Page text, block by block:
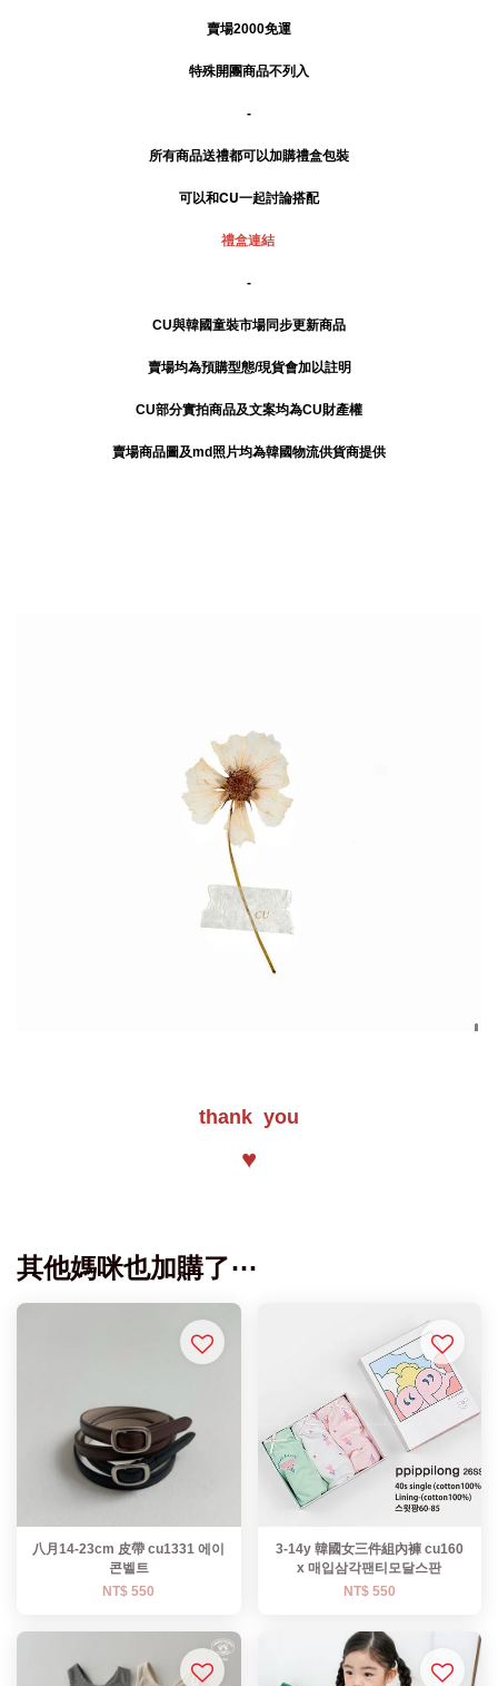
賣場2000免運
特殊開團商品不列入
-
所有商品送禮都可以加購禮盒包裝
可以和CU一起討論搭配
禮盒連結
-
CU與韓國童裝市場同步更新商品
賣場均為預購型態/現貨會加以註明
CU部分實拍商品及文案均為CU財產權
賣場商品圖及md照片均為韓國物流供貨商提供
thank you
♥
其他媽咪也加購了⋯
八月14-23cm 皮帶 cu1331 에이
콘벨트
NT$ 550
3-14y 韓國女三件組內褲 cu160
x 매입삼각팬티모달스판
NT$ 550